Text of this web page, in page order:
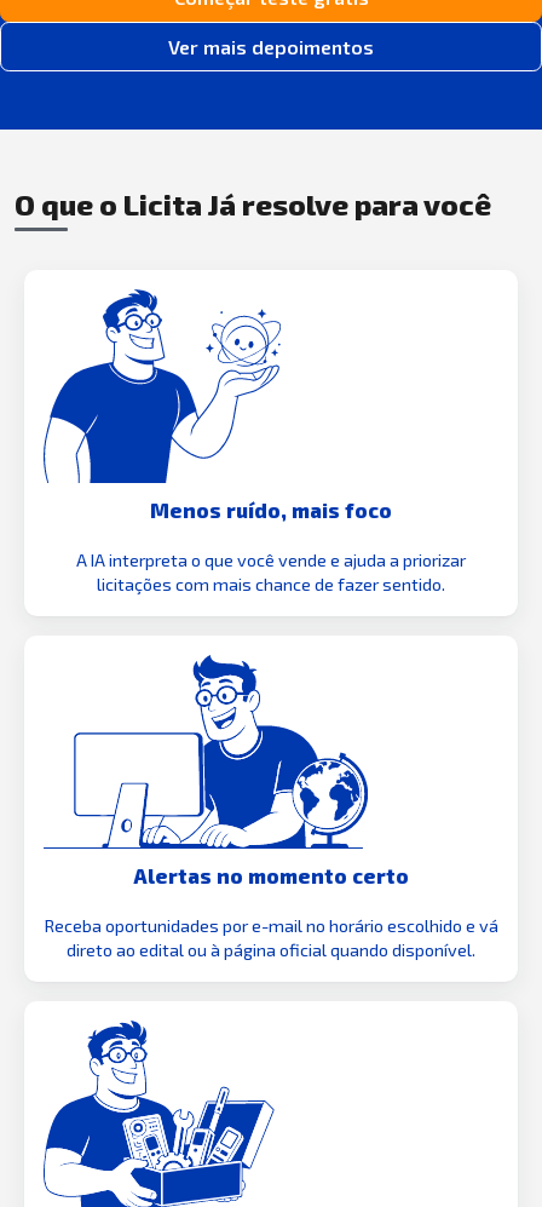
Ver mais depoimentos
O que o Licita Já resolve para você
Menos ruído, mais foco
A IA interpreta o que você vende e ajuda a priorizar
licitações com mais chance de fazer sentido.
Alertas no momento certo
Receba oportunidades por e-mail no horário escolhido e vá
direto ao edital ou à página oficial quando disponível.